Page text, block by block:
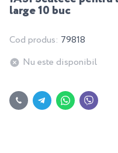
large 10 buc
Cod produs: 79818
Nu este disponibil